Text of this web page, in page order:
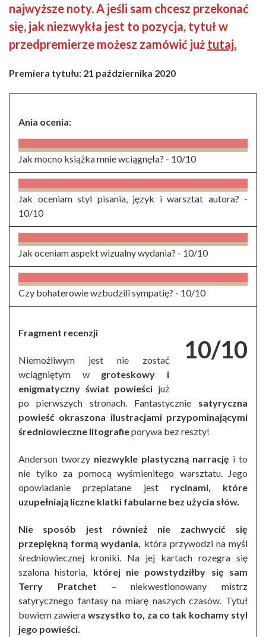
najwyższe noty. A jeśli sam chcesz przekonać
się, jak niezwykła jest to pozycja, tytuł w
przedpremierze możesz zamówić już tutaj.
Premiera tytułu: 21 października 2020
Ania ocenia:
Jak mocno książka mnie wciągnęła? - 10/10
Jak oceniam styl pisania, język i warsztat autora? -
10/10
Jak oceniam aspekt wizualny wydania? - 10/10
Czy bohaterowie wzbudzili sympatię? - 10/10
10/10
Fragment recenzji
Niemożliwym jest nie zostać
wciągniętym w groteskowy i
enigmatyczny świat powieści już
po pierwszych stronach. Fantastycznie satyryczna
powieść okraszona ilustracjami przypominającymi
średniowieczne litografieporywa bez reszty!
Anderson tworzy niezwykle plastyczną narrację i to
nie tylko za pomocą wyśmienitego warsztatu. Jego
opowiadanie przeplatane jest rycinami, które
uzupełniają liczne klatki fabularne bez użycia słów.
Nie sposób jest również nie zachwycić się
przepiękną formą wydania, która przywodzi na myśl
średniowiecznej kroniki. Na jej kartach rozegra się
szalona historia, której nie powstydziłby się sam
Terry Pratchet – niekwestionowany mistrz
satyrycznego fantasy na miarę naszych czasów. Tytuł
bowiem zawiera wszystko to, za co tak kochamy styl
jego powieści.